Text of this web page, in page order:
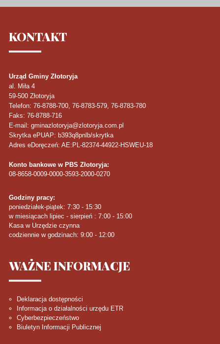
KONTAKT
Urząd Gminy Złotoryja
al. Miła 4
59-500 Złotoryja
Telefon: 76-8788-700, 76-8783-579, 76-8783-780
Faks: 76-8788-716
E-mail: gminazlotoryja@zlotoryja.com.pl
Skrytka ePUAP: b393q8pnlb/skrytka
Adres eDoręczeń: AE:PL-82374-44922-HSWEU-18
Konto bankowe w PBS Złotoryja:
08-8658-0009-0000-3593-2000-0270
Godziny pracy:
poniedziałek-piątek: 7:30 - 15:30
w miesiącach lipiec - sierpień : 7:00 - 15:00
Kasa w Urzędzie czynna
codziennie w godzinach: 9:00 - 12:00
WAŻNEINFORMACJE
Deklaracja dostępności
Informacja o działalności urzędu ETR
Cyberbezpieczeństwo
Biuletyn Informacji Publicznej